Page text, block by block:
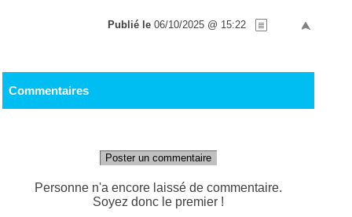
Publié le 06/10/2025 @ 15:22
Commentaires
Poster un commentaire
Personne n'a encore laissé de commentaire.
Soyez donc le premier !